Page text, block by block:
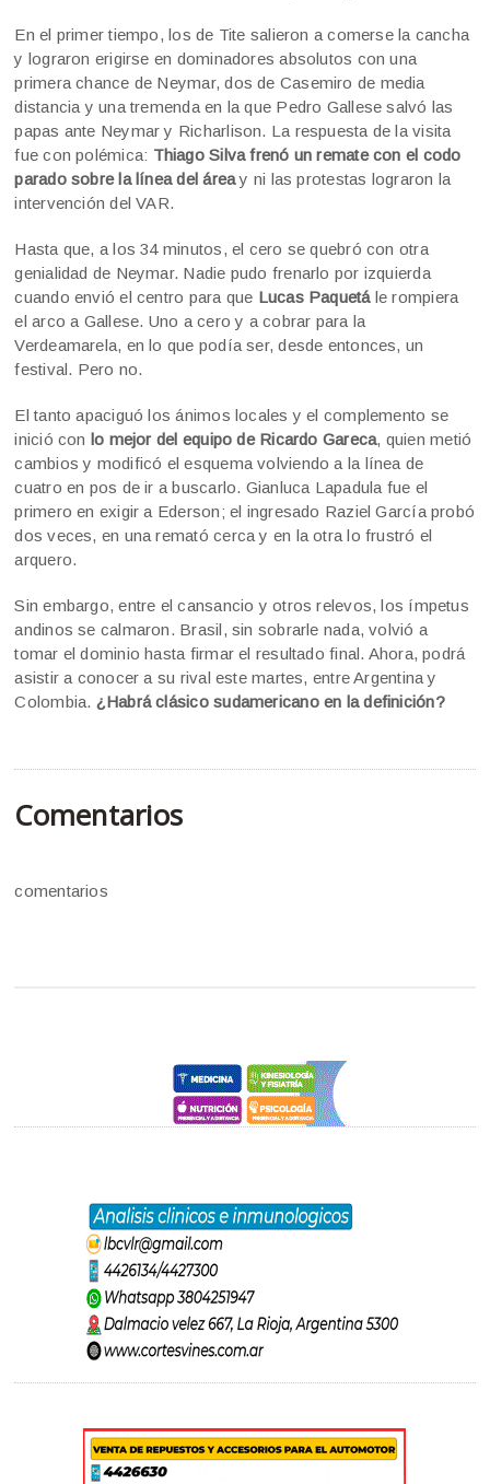
En el primer tiempo, los de Tite salieron a comerse la cancha
y lograron erigirse en dominadores absolutos con una
primera chance de Neymar, dos de Casemiro de media
distancia y una tremenda en la que Pedro Gallese salvó las
papas ante Neymar y Richarlison. La respuesta de la visita
fue con polémica: Thiago Silva frenó un remate con el codo
parado sobre la línea del áreay ni las protestas lograron la
intervención del VAR.
Hasta que, a los 34 minutos, el cero se quebró con otra
genialidad de Neymar. Nadie pudo frenarlo por izquierda
cuando envió el centro para que Lucas Paquetále rompiera
el arco a Gallese. Uno a cero y a cobrar para la
Verdeamarela, en lo que podía ser, desde entonces, un
festival. Pero no.
El tanto apaciguó los ánimos locales y el complemento se
inició con lo mejor del equipo de Ricardo Gareca, quien metió
cambios y modificó el esquema volviendo a la línea de
cuatro en pos de ir a buscarlo. Gianluca Lapadula fue el
primero en exigir a Ederson; el ingresado Raziel García probó
dos veces, en una remató cerca y en la otra lo frustró el
arquero.
Sin embargo, entre el cansancio y otros relevos, los ímpetus
andinos se calmaron. Brasil, sin sobrarle nada, volvió a
tomar el dominio hasta firmar el resultado final. Ahora, podrá
asistir a conocer a su rival este martes, entre Argentina y
Colombia. ¿Habrá clásico sudamericano en la definición?
Comentarios
comentarios